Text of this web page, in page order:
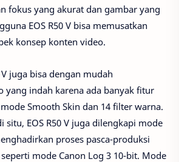
fokus yang akurat dan gambar yang
EOS R50 V bisa memusatkan
konsep konten video.
V juga bisa dengan mudah
yang indah karena ada banyak fitur
Smooth Skin dan 14 filter warna.
situ, EOS R50 V juga dilengkapi mode
proses pasca-produksi
mode Canon Log 3 10-bit. Mode